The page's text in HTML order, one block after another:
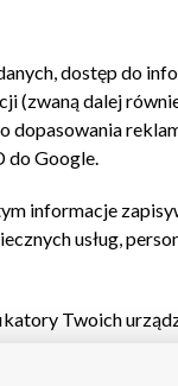
Kontakt
dostęp do
(zwaną dalej
dopasowania
do Google.
informacje
usług,
Twoich
reklam,